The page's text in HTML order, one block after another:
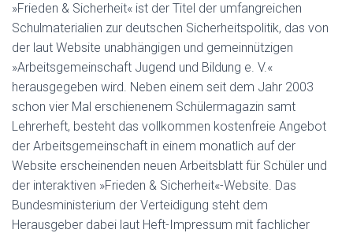
»Frieden & Sicherheit« ist der Titel der umfangreichen
Schulmaterialien zur deutschen Sicherheitspolitik, das von
der laut Website unabhängigen und gemeinnützigen
»Arbeitsgemeinschaft Jugend und Bildung e. V.«
herausgegeben wird. Neben einem seit dem Jahr 2003
schon vier Mal erschienenem Schülermagazin samt
Lehrerheft, besteht das vollkommen kostenfreie Angebot
der Arbeitsgemeinschaft in einem monatlich auf der
Website erscheinenden neuen Arbeitsblatt für Schüler und
der interaktiven »Frieden & Sicherheit«-Website. Das
Bundesministerium der Verteidigung steht dem
Herausgeber dabei laut Heft-Impressum mit fachlicher